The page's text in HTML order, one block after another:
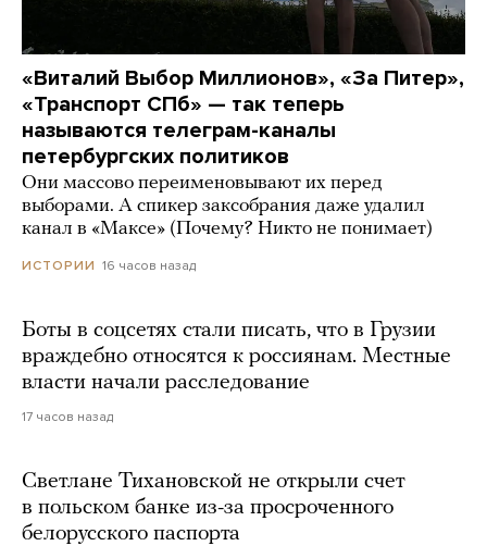
«Виталий Выбор Миллионов», «За Питер»,
«Транспорт СПб» — так теперь
называются телеграм-каналы
петербургских политиков
Они массово переименовывают их перед
выборами. А спикер заксобрания даже удалил
канал в «Максе» (Почему? Никто не понимает)
ИСТОРИИ 16 часов назад
Боты в соцсетях стали писать, что в Грузии
враждебно относятся к россиянам. Местные
власти начали расследование
17 часов назад
Светлане Тихановской не открыли счет
в польском банке из-за просроченного
белорусского паспорта